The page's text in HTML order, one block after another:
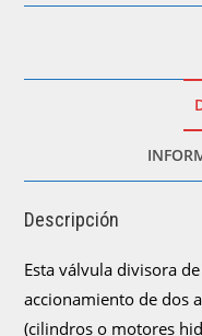
cantidad
Descripción
Esta válvula divisora
accionamiento de dos
(cilindros o motores